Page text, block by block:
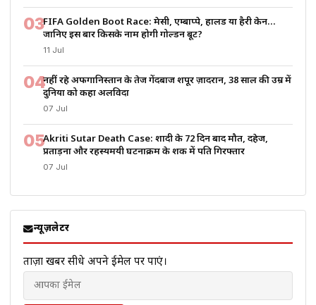
03FIFA Golden Boot Race: मेसी, एम्बाप्पे, हालैंड या हैरी केन…
जानिए इस बार किसके नाम होगी गोल्डन बूट?
11 Jul
04नहीं रहे अफगानिस्तान के तेज गेंदबाज शपूर ज़ादरान, 38 साल की उम्र में
दुनिया को कहा अलविदा
07 Jul
05Akriti Sutar Death Case: शादी के 72 दिन बाद मौत, दहेज,
प्रताड़ना और रहस्यमयी घटनाक्रम के शक में पति गिरफ्तार
07 Jul
न्यूज़लेटर
ताज़ा खबरें सीधे अपने ईमेल पर पाएं।